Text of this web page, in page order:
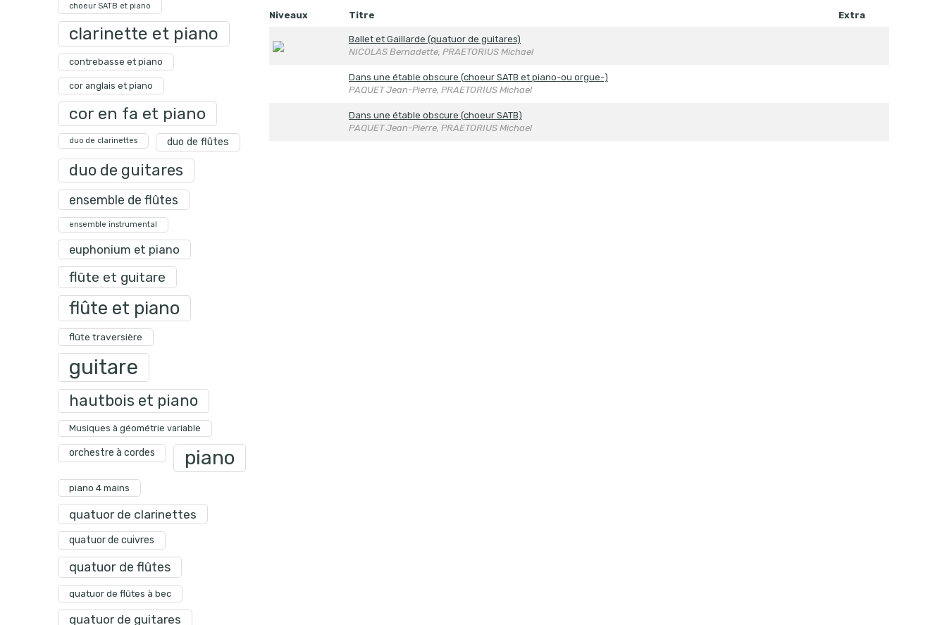
Niveaux Titre Extra
Ballet et Gaillarde (quatuor de guitares)
NICOLAS Bernadette, PRAETORIUS Michael
Dans une étable obscure (choeur SATB et piano-ou orgue-)
PAQUET Jean-Pierre, PRAETORIUS Michael
Dans une étable obscure (choeur SATB)
PAQUET Jean-Pierre, PRAETORIUS Michael
choeur SATB et piano
clarinette et piano
contrebasse et piano
cor anglais et piano
cor en fa et piano
duo de clarinettes duo de flûtes
duo de guitares
ensemble de flûtes
ensemble instrumental
euphonium et piano
flûte et guitare
flûte et piano
flûte traversière
guitare
hautbois et piano
Musiques à géométrie variable
orchestre à cordes piano
piano 4 mains
quatuor de clarinettes
quatuor de cuivres
quatuor de flûtes
quatuor de flûtes à bec
quatuor de guitares